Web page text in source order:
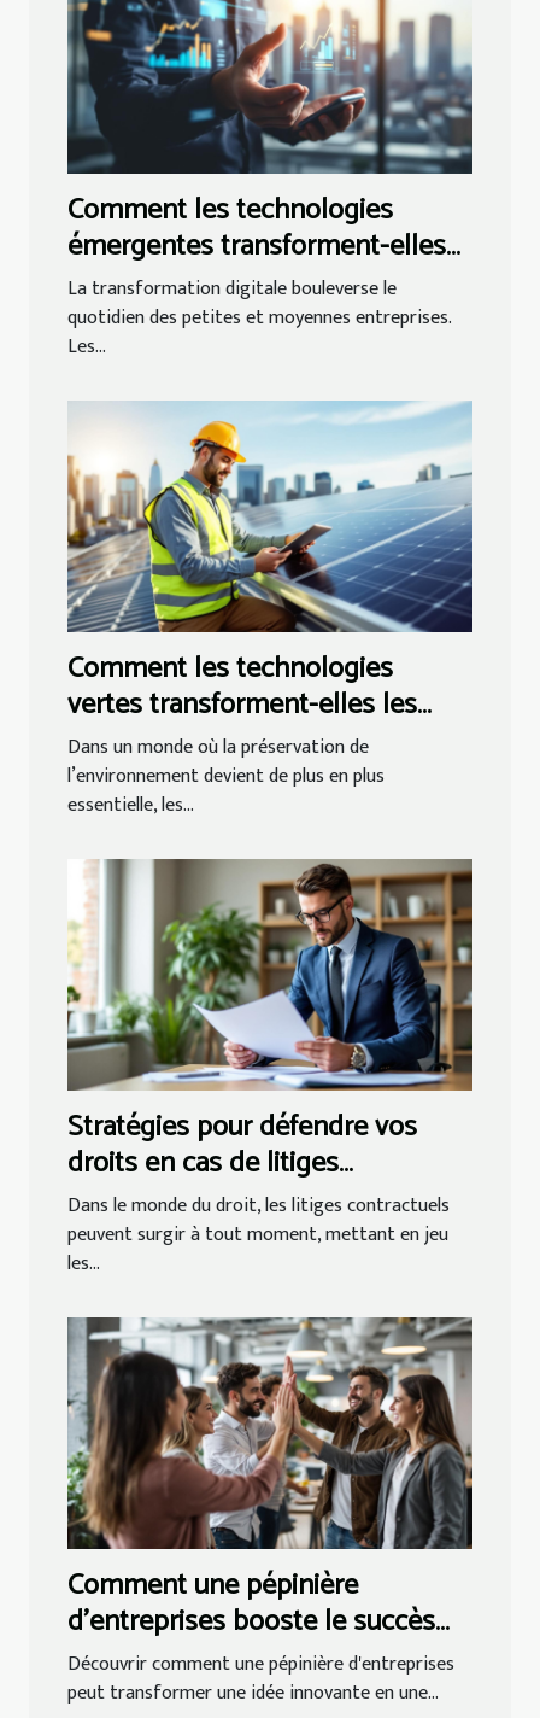
Comment les technologies
émergentes transforment-elles
les PME ?
La transformation digitale bouleverse le
quotidien des petites et moyennes entreprises.
Les...
Comment les technologies
vertes transforment-elles les
petites entreprises ?
Dans un monde où la préservation de
l’environnement devient de plus en plus
essentielle, les...
Stratégies pour défendre vos
droits en cas de litiges
contractuels
Dans le monde du droit, les litiges contractuels
peuvent surgir à tout moment, mettant en jeu
les...
Comment une pépinière
d'entreprises booste le succès
des startups ?
Découvrir comment une pépinière d'entreprises
peut transformer une idée innovante en une...